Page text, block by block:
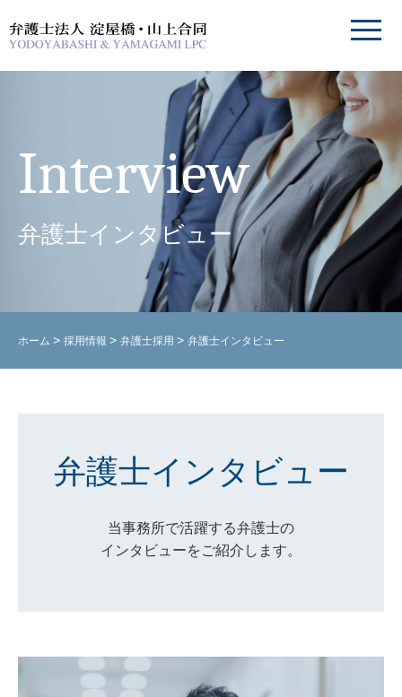
Interview
弁護士インタビュー
ホーム > 採用情報 > 弁護士採用 > 弁護士インタビュー
弁護士インタビュー
当事務所で活躍する弁護士の
インタビューをご紹介します。